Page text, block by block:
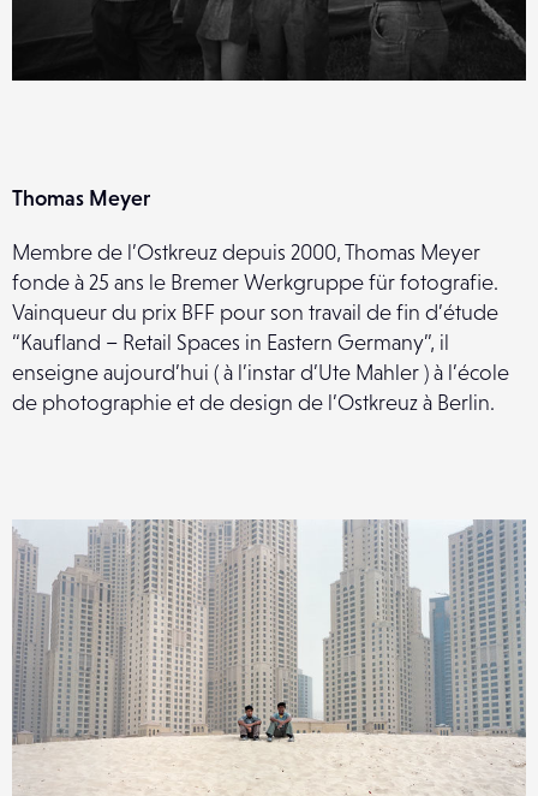
Thomas Meyer
Membre de l’Ostkreuz depuis 2000, Thomas Meyer
fonde à 25 ans le Bremer Werkgruppe für fotografie.
Vainqueur du prix BFF pour son travail de fin d’étude
“Kaufland – Retail Spaces in Eastern Germany”, il
enseigne aujourd’hui ( à l’instar d’Ute Mahler ) à l’école
de photographie et de design de l’Ostkreuz à Berlin.